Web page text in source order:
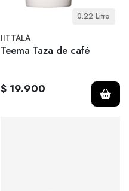
0.22 Litro
IITTALA
Teema Taza de café
$ 19.900